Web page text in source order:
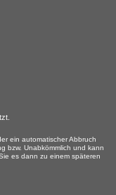
ein automatischer Abbruch
bzw. Unabkömmlich und kann
es dann zu einem späteren